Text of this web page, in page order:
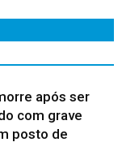
após ser
com grave
posto de